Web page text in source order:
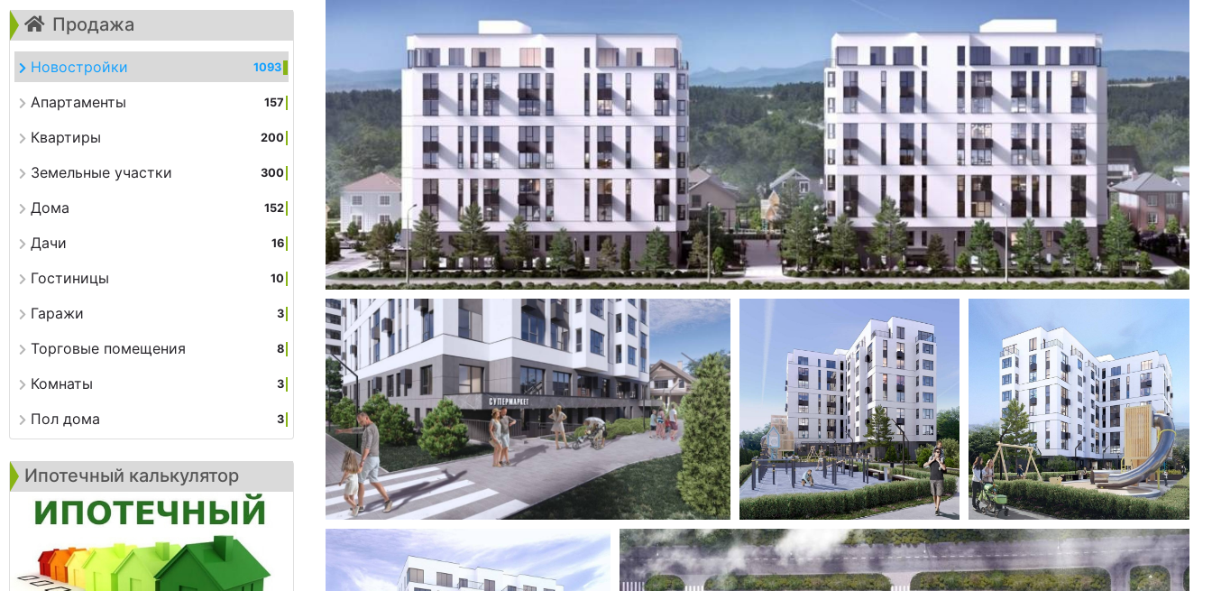
Продажа
Новостройки 1093
Апартаменты 157
Квартиры 200
Земельные участки 300
Дома 152
Дачи 16
Гостиницы 10
Гаражи 3
Торговые помещения 8
Комнаты 3
Пол дома 3
Ипотечный калькулятор